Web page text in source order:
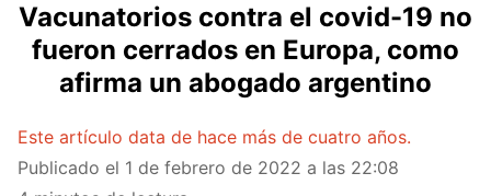
Vacunatorios contra el covid-19 no
fueron cerrados en Europa, como
afirma un abogado argentino
Este artículo data de hace más de cuatro años.
Publicado el 1 de febrero de 2022 a las 22:08